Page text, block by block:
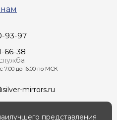
93-97
66-38
7:00 до 16:00 по МСК
mirrors.ru
представления